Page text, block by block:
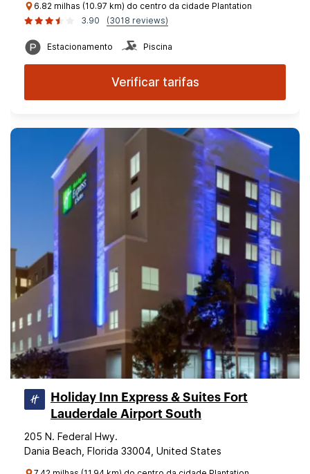
6.82 milhas (10.97 km) do centro da cidade Plantation
3.90
(3018 reviews)
Estacionamento Piscina
Verificar tarifas
Holiday Inn Express & Suites Fort
Lauderdale Airport South
205 N. Federal Hwy.
Dania Beach, Florida 33004, United States